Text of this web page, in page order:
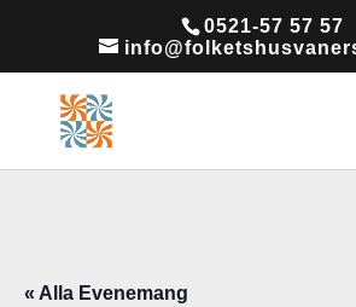
0521-57 57 57
« Alla Evenemang